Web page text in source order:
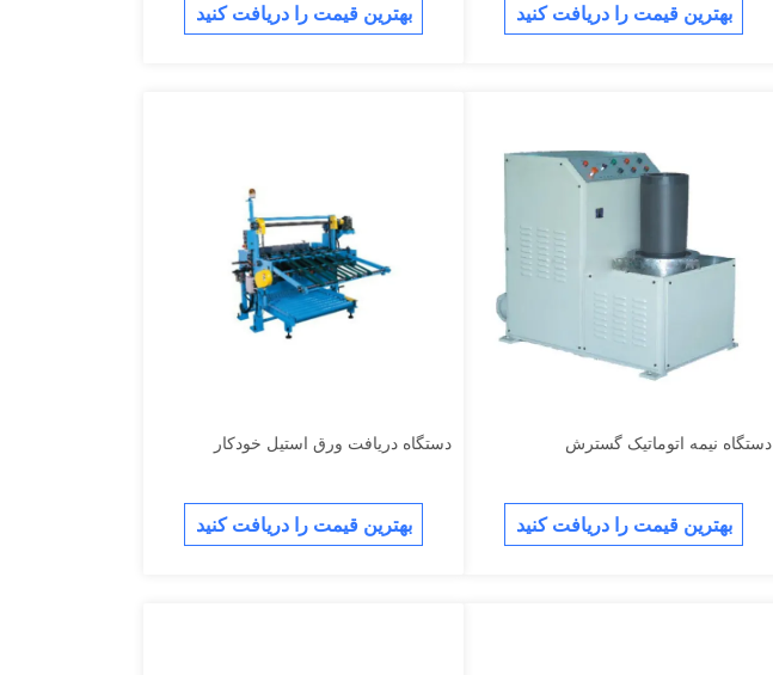
بهترین قیمت را دریافت کنید بهترین قیمت را دریافت کنید
دستگاه نیمه اتوماتیک گسترش
بهترین قیمت را دریافت کنید
دستگاه دریافت ورق استیل خودکار
بهترین قیمت را دریافت کنید